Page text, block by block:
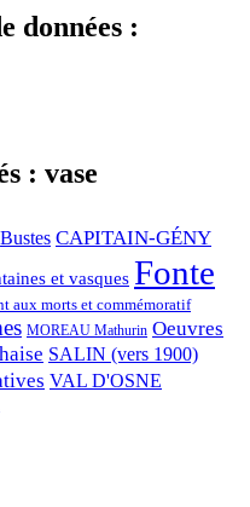
données :
: vase
Bustes CAPITAIN-GÉNY
et vasques Fonte
aux morts et commémoratif
MOREAU Mathurin Oeuvres
SALIN (vers 1900)
VAL D'OSNE